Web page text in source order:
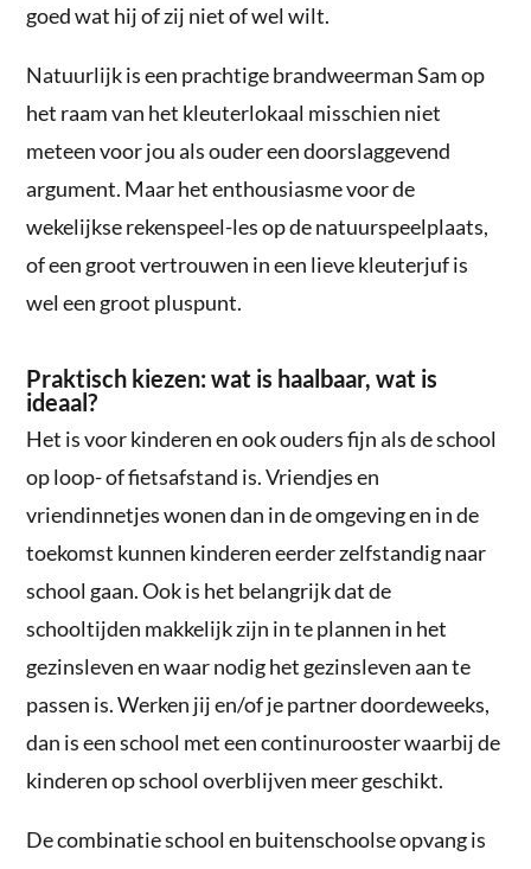
goed wat hij of zij niet of wel wilt.
Natuurlijk is een prachtige brandweerman Sam op
het raam van het kleuterlokaal misschien niet
meteen voor jou als ouder een doorslaggevend
argument. Maar het enthousiasme voor de
wekelijkse rekenspeel-les op de natuurspeelplaats,
of een groot vertrouwen in een lieve kleuterjuf is
wel een groot pluspunt.
Praktisch kiezen: wat is haalbaar, wat is
ideaal?
Het is voor kinderen en ook ouders fijn als de school
op loop- of fietsafstand is. Vriendjes en
vriendinnetjes wonen dan in de omgeving en in de
toekomst kunnen kinderen eerder zelfstandig naar
school gaan. Ook is het belangrijk dat de
schooltijden makkelijk zijn in te plannen in het
gezinsleven en waar nodig het gezinsleven aan te
passen is. Werken jij en/of je partner doordeweeks,
dan is een school met een continurooster waarbij de
kinderen op school overblijven meer geschikt.
De combinatie school en buitenschoolse opvang is